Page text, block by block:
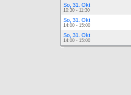
So, 31. Okt
10:30 - 11:30
So, 31. Okt
14:00 - 15:00
So, 31. Okt
14:00 - 15:00